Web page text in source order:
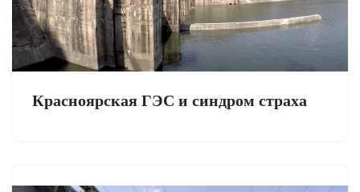
Красноярская ГЭС и синдром страха